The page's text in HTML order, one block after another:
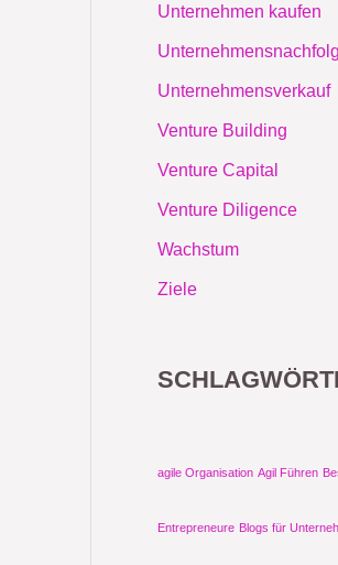
Unternehmen kaufen
Unternehmensverkauf
Venture Building
Venture Capital
Venture Diligence
Wachstum
Ziele
agile Organisation Agil Führen
Entrepreneure Blogs für